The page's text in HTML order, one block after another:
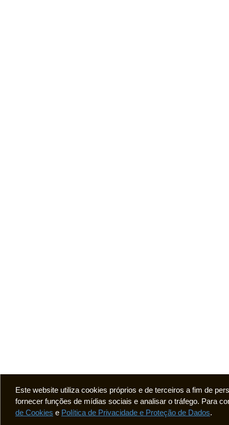
Este website utiliza cookies próprios e de terceiros a fim de
fornecer funções de mídias sociais e analisar o tráfego. Para
de Cookies e Política de Privacidade e Proteção de Dados.